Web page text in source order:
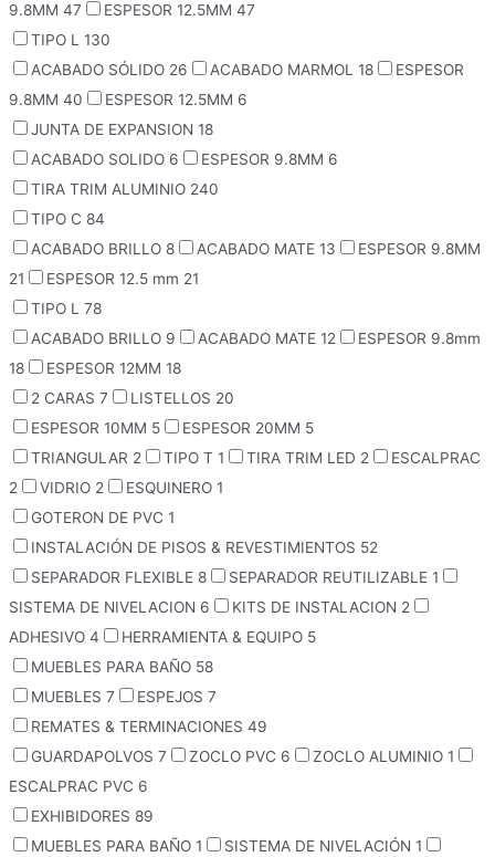
9.8MM 47 ESPESOR 12.5MM 47
TIPO L 130
ACABADO SÓLIDO 26 ACABADO MARMOL 18
ESPESOR
9.8MM 40 ESPESOR 12.5MM 6
JUNTA DE EXPANSION 18
ACABADO SOLIDO 6 ESPESOR 9.8MM 6
TIRA TRIM ALUMINIO 240
TIPO C 84
ACABADO BRILLO 8 ACABADO MATE 13
ESPESOR 9.8MM
21
ESPESOR 12.5 mm 21
TIPO L 78
ACABADO BRILLO 9 ACABADO MATE 12
ESPESOR 9.8mm
18
ESPESOR 12MM 18
2 CARAS 7 LISTELLOS 20
ESPESOR 10MM 5 ESPESOR 20MM 5
TRIANGULAR 2 TIPO T 1 TIRA TRIM LED 2
ESCALPRAC
2
VIDRIO 2 ESQUINERO 1
GOTERON DE PVC 1
INSTALACIÓN DE PISOS & REVESTIMIENTOS 52
SEPARADOR FLEXIBLE 8 SEPARADOR REUTILIZABLE 1
SISTEMA DE NIVELACION 6 KITS DE INSTALACION 2
ADHESIVO 4 HERRAMIENTA & EQUIPO 5
MUEBLES PARA BAÑO 58
MUEBLES 7 ESPEJOS 7
REMATES & TERMINACIONES 49
GUARDAPOLVOS 7 ZOCLO PVC 6 ZOCLO ALUMINIO 1
ESCALPRAC PVC 6
EXHIBIDORES 89
MUEBLES PARA BAÑO 1 SISTEMA DE NIVELACIÓN 1